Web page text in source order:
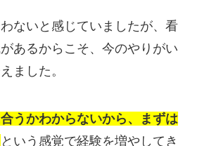
ないと感じていましたが、看
あるからこそ、今のやりがい
ました。
合うかわからないから、まずは
という感覚で経験を増やしてき